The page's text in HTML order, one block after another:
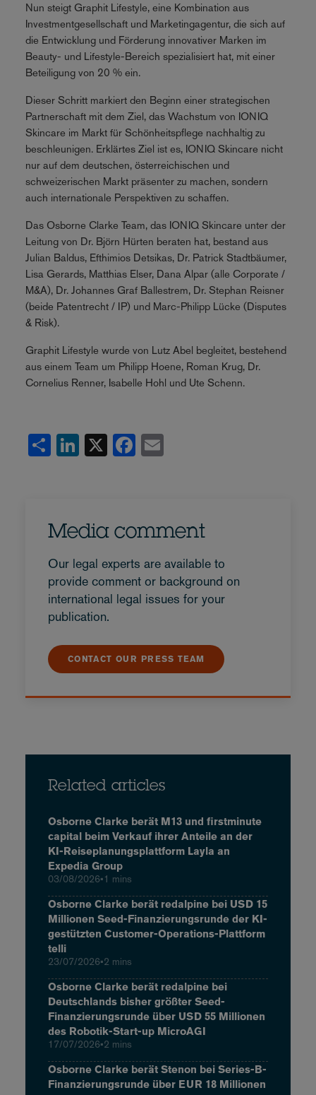
Nun steigt Graphit Lifestyle, eine Kombination aus
Investmentgesellschaft und Marketingagentur, die sich auf
die Entwicklung und Förderung innovativer Marken im
Beauty- und Lifestyle-Bereich spezialisiert hat, mit einer
Beteiligung von 20 % ein.
Dieser Schritt markiert den Beginn einer strategischen
Partnerschaft mit dem Ziel, das Wachstum von IONIQ
Skincare im Markt für Schönheitspflege nachhaltig zu
beschleunigen. Erklärtes Ziel ist es, IONIQ Skincare nicht
nur auf dem deutschen, österreichischen und
schweizerischen Markt präsenter zu machen, sondern
auch internationale Perspektiven zu schaffen.
Das Osborne Clarke Team, das IONIQ Skincare unter der
Leitung von Dr. Björn Hürten beraten hat, bestand aus
Julian Baldus, Efthimios Detsikas, Dr. Patrick Stadtbäumer,
Lisa Gerards, Matthias Elser, Dana Alpar (alle Corporate /
M&A), Dr. Johannes Graf Ballestrem, Dr. Stephan Reisner
(beide Patentrecht / IP) und Marc-Philipp Lücke (Disputes
& Risk).
Graphit Lifestyle wurde von Lutz Abel begleitet, bestehend
aus einem Team um Philipp Hoene, Roman Krug, Dr.
Cornelius Renner, Isabelle Hohl und Ute Schenn.
Share
LinkedIn
X Facebook
Media comment
Our legal experts are available to
provide comment or background on
international legal issues for your
publication.
CONTACT OUR PRESS TEAM
Related articles
Osborne Clarke berät M13 und firstminute
capital beim Verkauf ihrer Anteile an der
KI-Reiseplanungsplattform Layla an
Expedia Group
03/08/2026•1 mins
Osborne Clarke berät redalpine bei USD 15
Millionen Seed-Finanzierungsrunde der KI-
gestützten Customer-Operations-Plattform
telli
23/07/2026•2 mins
Osborne Clarke berät redalpine bei
Deutschlands bisher größter Seed-
Finanzierungsrunde über USD 55 Millionen
des Robotik-Start-up MicroAGI
17/07/2026•2 mins
Osborne Clarke berät Stenon bei Series-B-
Finanzierungsrunde über EUR 18 Millionen